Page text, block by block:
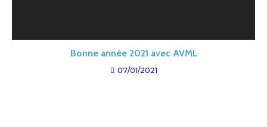
Bonne année 2021 avec AVML
07/01/2021